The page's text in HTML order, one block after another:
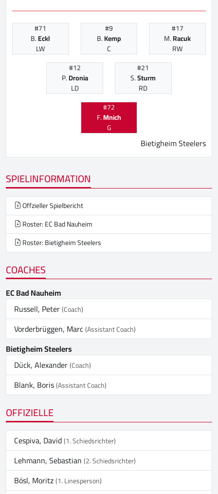
#71
B.Eckl
LW
#9
B.Kemp
C
#17
M.Racuk
RW
#12
P.Dronia
LD
#21
S.Sturm
RD
#72
F.Mnich
G
Bietigheim Steelers
SPIELINFORMATION
Offzieller Spielbericht
Roster: EC Bad Nauheim
Roster: Bietigheim Steelers
COACHES
EC Bad Nauheim
Russell, Peter(Coach)
Vorderbrüggen, Marc(Assistant Coach)
Bietigheim Steelers
Dück, Alexander(Coach)
Blank, Boris(Assistant Coach)
OFFIZIELLE
Cespiva, David(1. Schiedsrichter)
Lehmann, Sebastian(2. Schiedsrichter)
Bösl, Moritz(1. Linesperson)